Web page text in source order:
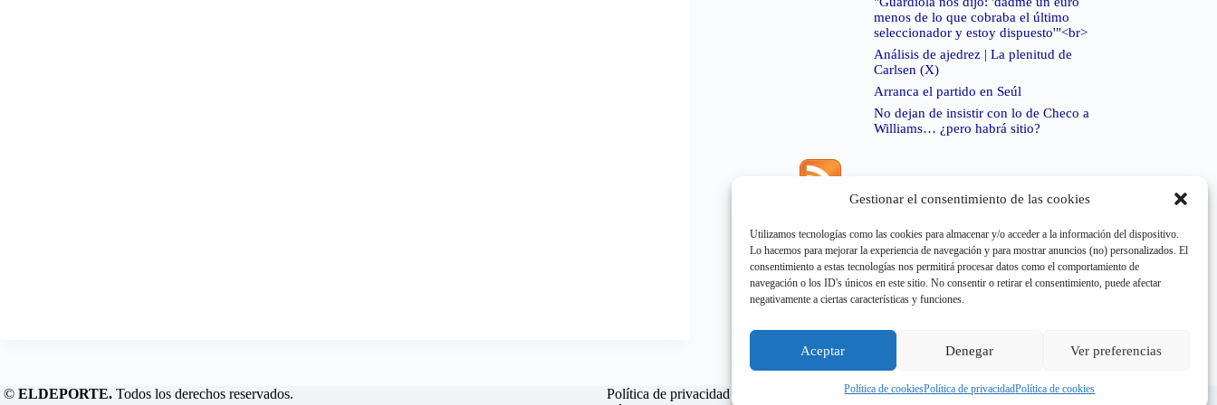
Gestionar el consentimiento de las cookies
Utilizamos tecnologías como las cookies para almacenar y/o acceder a la información del dispositivo.
Lo hacemos para mejorar la experiencia de navegación y para mostrar anuncios (no) personalizados. El
consentimiento a estas tecnologías nos permitirá procesar datos como el comportamiento de
navegación o los ID's únicos en este sitio. No consentir o retirar el consentimiento, puede afectar
negativamente a ciertas características y funciones.
Aceptar Denegar Ver preferencias
Política de cookiesPolítica de privacidadPolítica de cookies
menos de lo que cobraba el último
seleccionador y estoy dispuesto'"<br>
Análisis de ajedrez | La plenitud de
Carlsen (X)
Arranca el partido en Seúl
No dejan de insistir con lo de Checo a
Williams… ¿pero habrá sitio?
Error de RSS:Retrieved unsupported status code
"404"
© ELDEPORTE. Todos los derechos reservados. Política de privacidad Política de cookies
Aviso Legal